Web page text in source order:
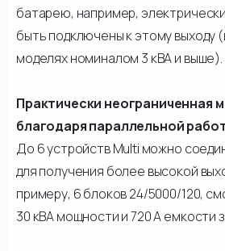
батарею, например,
быть подключены к этому выходу
моделях номиналом 3 кВА и выше).
Практически неограниченная
благодаря параллельной
До 6 устройств Multi можно
для получения более высокой
примеру, 6 блоков 24/5000/120,
30 кВА мощности и 720 А емкости